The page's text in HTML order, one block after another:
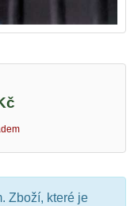
Zboží, které je